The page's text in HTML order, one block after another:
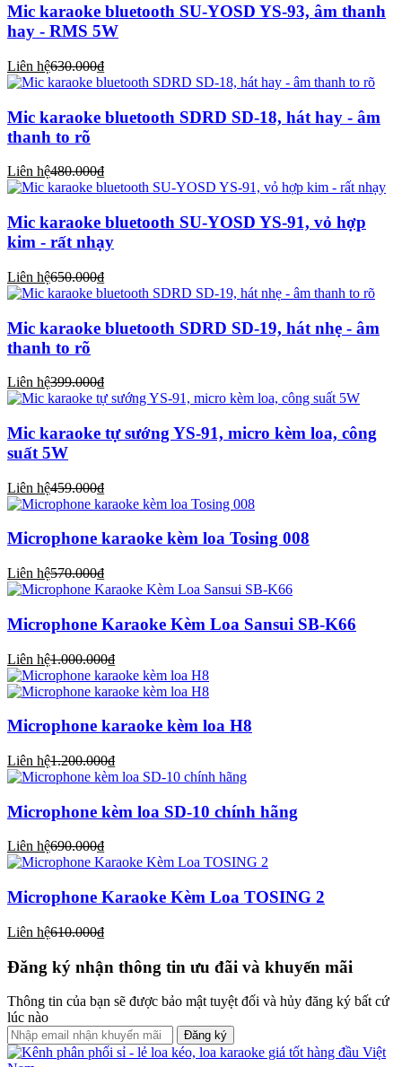
Mic karaoke bluetooth SU-YOSD YS-93, âm thanh
hay - RMS 5W
Liên hệ630.000₫
Mic karaoke bluetooth SDRD SD-18, hát hay - âm
thanh to rõ
Liên hệ480.000₫
Mic karaoke bluetooth SU-YOSD YS-91, vỏ hợp
kim - rất nhạy
Liên hệ650.000₫
Mic karaoke bluetooth SDRD SD-19, hát nhẹ - âm
thanh to rõ
Liên hệ399.000₫
Mic karaoke tự sướng YS-91, micro kèm loa, công
suất 5W
Liên hệ459.000₫
Microphone karaoke kèm loa Tosing 008
Liên hệ570.000₫
Microphone Karaoke Kèm Loa Sansui SB-K66
Liên hệ1.000.000₫
Microphone karaoke kèm loa H8
Liên hệ1.200.000₫
Microphone kèm loa SD-10 chính hãng
Liên hệ690.000₫
Microphone Karaoke Kèm Loa TOSING 2
Liên hệ610.000₫
Đăng ký nhận thông tin ưu đãi và khuyến mãi
Thông tin của bạn sẽ được bảo mật tuyệt đối và hủy đăng ký bất cứ
lúc nào
Đăng ký